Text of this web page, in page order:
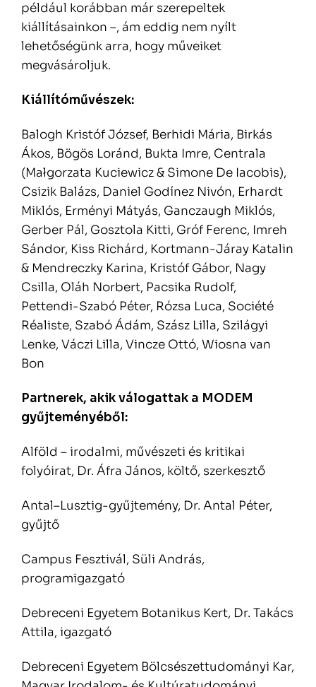
például korábban már szerepeltek
kiállításainkon –, ám eddig nem nyílt
lehetőségünk arra, hogy műveiket
megvásároljuk.
Kiállítóművészek:
Balogh Kristóf József, Berhidi Mária, Birkás
Ákos, Bögös Loránd, Bukta Imre, Centrala
(Małgorzata Kuciewicz & Simone De Iacobis),
Csizik Balázs, Daniel Godínez Nivón, Erhardt
Miklós, Erményi Mátyás, Ganczaugh Miklós,
Gerber Pál, Gosztola Kitti, Gróf Ferenc, Imreh
Sándor, Kiss Richárd, Kortmann-Járay Katalin
& Mendreczky Karina, Kristóf Gábor, Nagy
Csilla, Oláh Norbert, Pacsika Rudolf,
Pettendi-Szabó Péter, Rózsa Luca, Société
Réaliste, Szabó Ádám, Szász Lilla, Szilágyi
Lenke, Váczi Lilla, Vincze Ottó, Wiosna van
Bon
Partnerek, akik válogattak a MODEM
gyűjteményéből:
Alföld – irodalmi, művészeti és kritikai
folyóirat, Dr. Áfra János, költő, szerkesztő
Antal–Lusztig-gyűjtemény, Dr. Antal Péter,
gyűjtő
Campus Fesztivál, Süli András,
programigazgató
Debreceni Egyetem Botanikus Kert, Dr. Takács
Attila, igazgató
Debreceni Egyetem Bölcsészettudományi Kar,